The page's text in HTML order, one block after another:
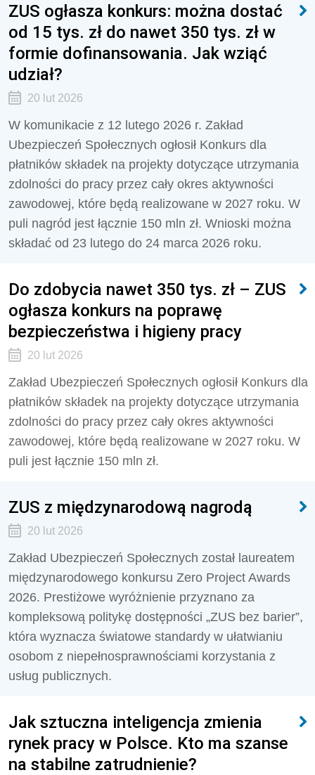
ZUS ogłasza konkurs: można dostać
od 15 tys. zł do nawet 350 tys. zł w
formie dofinansowania. Jak wziąć
udział?
20 lut 2026
W komunikacie z 12 lutego 2026 r. Zakład
Ubezpieczeń Społecznych ogłosił Konkurs dla
płatników składek na projekty dotyczące utrzymania
zdolności do pracy przez cały okres aktywności
zawodowej, które będą realizowane w 2027 roku. W
puli nagród jest łącznie 150 mln zł. Wnioski można
składać od 23 lutego do 24 marca 2026 roku.
Do zdobycia nawet 350 tys. zł – ZUS
ogłasza konkurs na poprawę
bezpieczeństwa i higieny pracy
20 lut 2026
Zakład Ubezpieczeń Społecznych ogłosił Konkurs dla
płatników składek na projekty dotyczące utrzymania
zdolności do pracy przez cały okres aktywności
zawodowej, które będą realizowane w 2027 roku. W
puli jest łącznie 150 mln zł.
ZUS z międzynarodową nagrodą
20 lut 2026
Zakład Ubezpieczeń Społecznych został laureatem
międzynarodowego konkursu Zero Project Awards
2026. Prestiżowe wyróżnienie przyznano za
kompleksową politykę dostępności „ZUS bez barier”,
która wyznacza światowe standardy w ułatwianiu
osobom z niepełnosprawnościami korzystania z
usług publicznych.
Jak sztuczna inteligencja zmienia
rynek pracy w Polsce. Kto ma szanse
na stabilne zatrudnienie?